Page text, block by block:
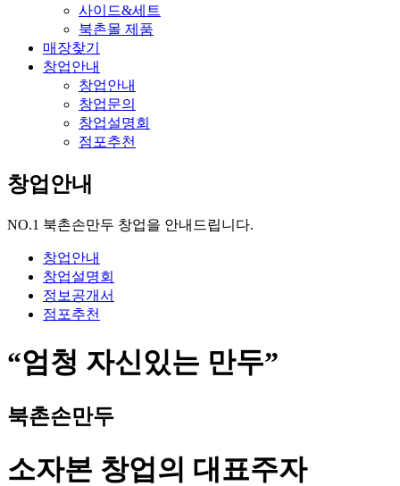
사이드&세트
북촌몰 제품
매장찾기
창업안내
창업안내
창업문의
창업설명회
점포추천
창업안내
NO.1 북촌손만두 창업을 안내드립니다.
창업안내
창업설명회
정보공개서
점포추천
“엄청 자신있는 만두”
북촌손만두
소자본 창업의 대표주자